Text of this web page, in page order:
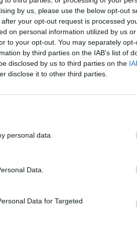
by us, please use the below opt-out
your opt-out request is processed
on personal information utilized by us
to your opt-out. You may separately
by third parties on the IAB’s list of
disclosed by us to third parties on the
disclose it to other third parties.
personal data.
Data.
Data for Targeted
συνεδρίαση
ο κ. Χρήστος
Περιοχών
της ήταν η
όγκο της
μεσημέρι της
αιτήσεις για
αρχείο της
τηλεφωνικών
7 Αυγούστου 2026, 14:26
Επιχορηγήσεις
το Υπ.
πολιτιστικά
Συνεδριάζει την
Αυγούστου το
7 Αυγούστου 2026, 14:05
Κουκουνή